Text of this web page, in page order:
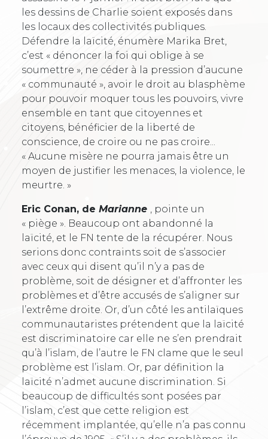
les dessins de Charlie soient exposés dans
les locaux des collectivités publiques.
Défendre la laïcité, énumère Marika Bret,
c’est « dénoncer la foi qui oblige à se
soumettre », ne céder à la pression d’aucune
« communauté », avoir le droit au blasphème
pour pouvoir moquer tous les pouvoirs, vivre
ensemble en tant que citoyennes et
citoyens, bénéficier de la liberté de
conscience, de croire ou ne pas croire...
« Aucune misère ne pourra jamais être un
moyen de justifier les menaces, la violence, le
meurtre. »
Eric Conan, de Marianne
, pointe un
« piège ». Beaucoup ont abandonné la
laïcité, et le FN tente de la récupérer. Nous
serions donc contraints soit de s’associer
avec ceux qui disent qu’il n’y a pas de
problème, soit de désigner et d’affronter les
problèmes et d’être accusés de s’aligner sur
l’extrême droite. Or, d’un côté les antilaïques
communautaristes prétendent que la laïcité
est discriminatoire car elle ne s’en prendrait
qu’à l’islam, de l’autre le FN clame que le seul
problème est l’islam. Or, par définition la
laïcité n’admet aucune discrimination. Si
beaucoup de difficultés sont posées par
l’islam, c’est que cette religion est
récemment implantée, qu’elle n’a pas connu